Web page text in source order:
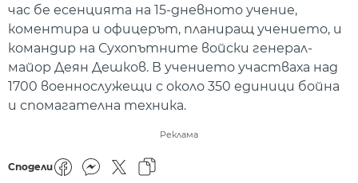
час бе есенцията на 15-дневното учение,
коментира и офицерът, планиращ учението, и
командир на Сухопътните войски генерал-
майор Деян Дешков. В учението участваха над
1700 военнослужещи с около 350 единици бойна
и спомагателна техника.
Реклама
Сподели